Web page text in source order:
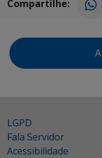
Compartilhe:
LGPD
Fala Servidor
Acessibilidade